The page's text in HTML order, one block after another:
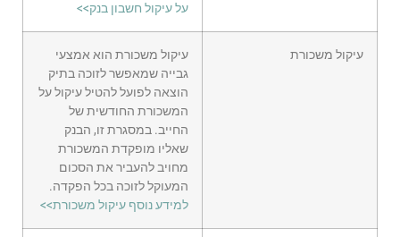
על עיקול חשבון בנק>>
עיקול משכורת
עיקול משכורת הוא אמצעי
גבייה שמאפשר לזוכה בתיק
הוצאה לפועל להטיל עיקול על
המשכורת החודשית של
החייב. במסגרת זו, הבנק
שאליו מופקדת המשכורת
מחויב להעביר את הסכום
המעוקל לזוכה בכל הפקדה.
למידע נוסף עיקול משכורת>>